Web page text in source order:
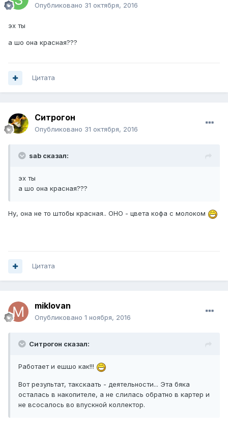
Опубликовано 31 октября, 2016
эх ты
а шо она красная???
Цитата
Ситрогон
Опубликовано 31 октября, 2016
sab сказал:
эх ты
а шо она красная???
Ну, она не то штобы красная.. ОНО - цвета кофа с молоком
Цитата
miklovan
Опубликовано 1 ноября, 2016
Ситрогон сказал:
Работает и ешшо как!!!
Вот результат, такскаать - деятельности... Эта бяка
осталась в накопителе, а не слилась обратно в картер и
не всосалось во впускной коллектор.